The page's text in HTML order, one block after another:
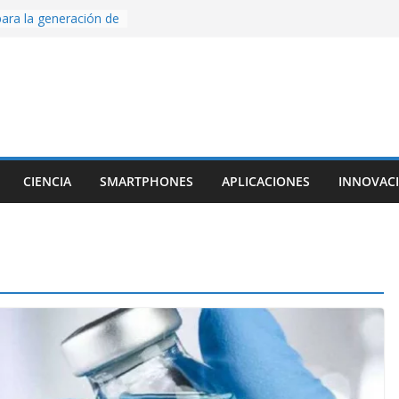
la generación de
con Inteligencia
una app
una
CIENCIA SMARTPHONES APLICACIONES